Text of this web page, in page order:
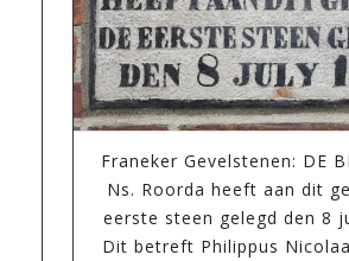
Franeker Gevelstenen: DE
Ns. Roorda heeft aan dit
eerste steen gelegd den 8
Dit betreft Philippus